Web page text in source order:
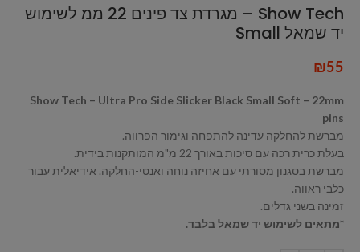
Show Tech – מגרדת צד פינים 22 ממ לשימוש
יד שמאל Small
₪55
Show Tech – Ultra Pro Side Slicker Black Small Soft – 22mm
pins
מברשת להחלקה עדינה להתפחה וגימור הפרווה.
בעלת כרית רכה עם סיכות באורך 22 מ"מ המותקנות בידית.
מברשת בסגנון מסורתי עם אחיזה נוחה ואנטי-החלקה. אידיאלית עבור
כלבי ראווה.
זמינה בשני גדלים.
*מתאים לשימוש יד שמאל בלבד.